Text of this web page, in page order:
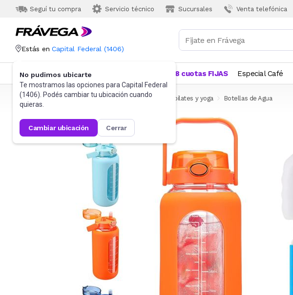
Seguí tu compra Servicio técnico Sucursales Venta telefónica
Estás en Capital Federal (1406)
No pudimos ubicarte
Te mostramos las opciones para Capital Federal
(1406). Podés cambiar tu ubicación cuando
quieras.
cambiar ubicación cerrar
Categorías Más Vendidos 18 cuotas FIJAS Especial Café
Frávega Deportes y fitness Fitness Funcional, pilates y yoga Botellas de Agua